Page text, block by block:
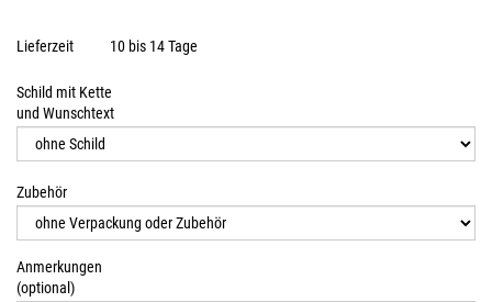
Lieferzeit 10 bis 14 Tage
Schild mit Kette
und Wunschtext
Zubehör
Anmerkungen
(optional)